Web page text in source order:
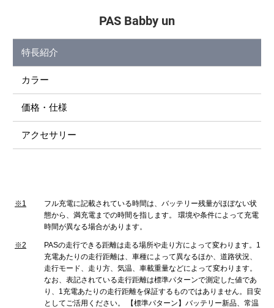
PAS Babby un
特長紹介
カラー
価格・仕様
アクセサリー
※1
フル充電に記載されている時間は、バッテリー残量がほぼない状
態から、満充電までの時間を指します。 環境や条件によって充電
時間が異なる場合があります。
※2
PASの走行できる距離は走る場所や走り方によって変わります。1
充電あたりの走行距離は、車種によって異なるほか、道路状況、
走行モード、走り方、気温、車載重量などによって変わります。
なお、表記されている走行距離は標準パターンで測定した値であ
り、1充電あたりの走行距離を保証するものではありません。目安
としてご活用ください。 【標準パターン】バッテリー新品、常温